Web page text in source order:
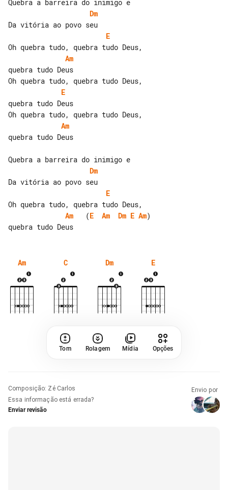
Dm
E
Am
quebra tudo Deus
E
quebra tudo Deus
Am
quebra tudo Deus
Dm
E
Am
   (
E Am Dm E Am)
Am C Dm E
Tom Rolagem Mídia Opções
Composição: Zé Carlos
Essa informação está errada?
Enviar revisão
Envio por